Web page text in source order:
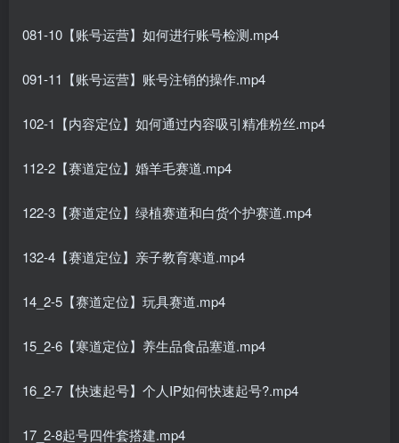
081-10【账号运营】如何进行账号检测.mp4
091-11【账号运营】账号注销的操作.mp4
102-1【内容定位】如何通过内容吸引精准粉丝.mp4
112-2【赛道定位】婚羊毛赛道.mp4
122-3【赛道定位】绿植赛道和白货个护赛道.mp4
132-4【赛道定位】亲子教育寒道.mp4
14_2-5【赛道定位】玩具赛道.mp4
15_2-6【寒道定位】养生品食品塞道.mp4
16_2-7【快速起号】个人IP如何快速起号?.mp4
17_2-8起号四件套搭建.mp4